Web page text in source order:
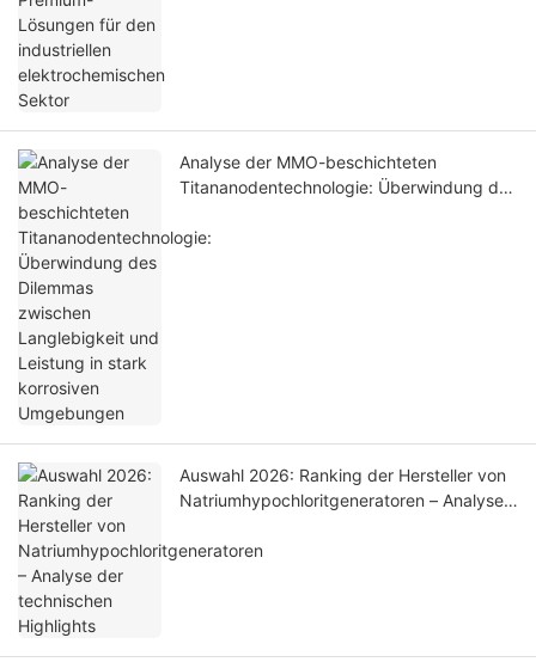
Analyse der MMO-beschichteten
Titananodentechnologie: Überwindung des
Leistung in stark korrosiven Umgebungen
Auswahl 2026: Ranking der Hersteller von
Natriumhypochloritgeneratoren – Analyse